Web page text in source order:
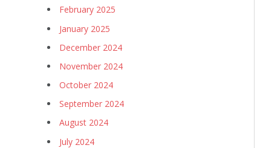
February 2025
January 2025
December 2024
November 2024
October 2024
September 2024
August 2024
July 2024